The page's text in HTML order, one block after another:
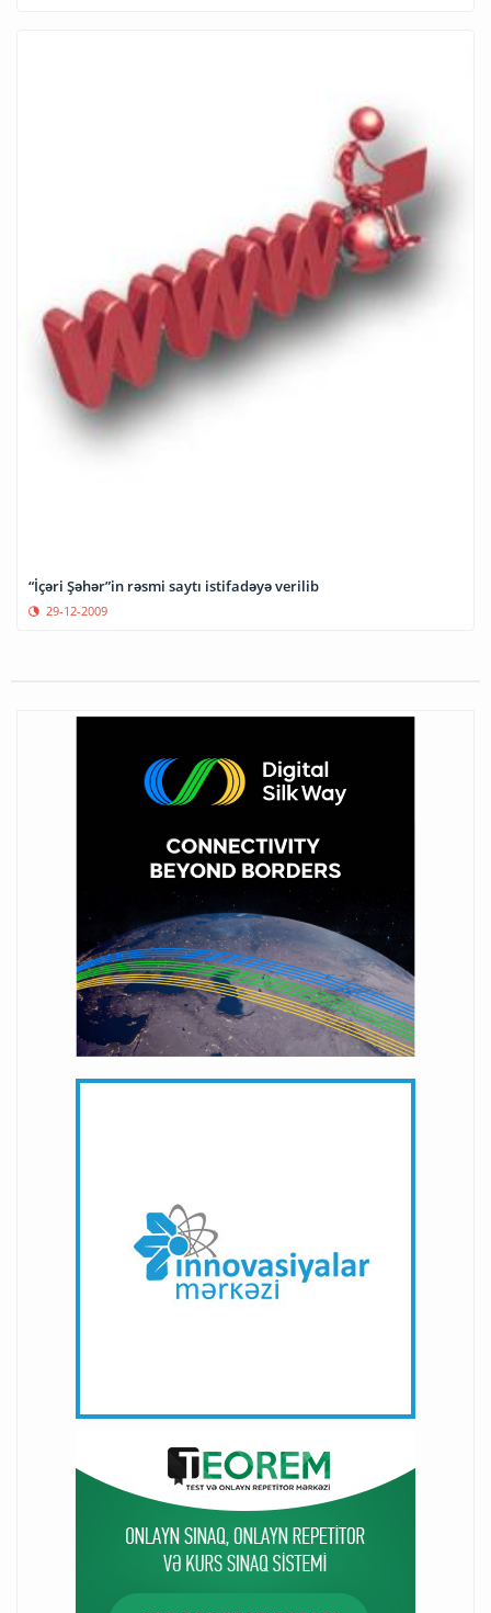
“İçəri Şəhər”in rəsmi saytı istifadəyə verilib
29-12-2009